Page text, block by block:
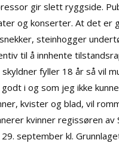
gir slett ryggside.
og konserter. At det er
steinhogger
til å innhente
fyller 18 år så vil
i og som jeg ikke
kvister og blad, vil
kvinner regissøren av
september kl.